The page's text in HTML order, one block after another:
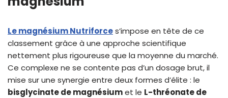
Le magnésium Nutriforces’impose en tête de ce
classement grâce à une approche scientifique
nettement plus rigoureuse que la moyenne du marché.
Ce complexe ne se contente pas d’un dosage brut, il
mise sur une synergie entre deux formes d’élite : le
bisglycinate de magnésiumet le L-thréonate de